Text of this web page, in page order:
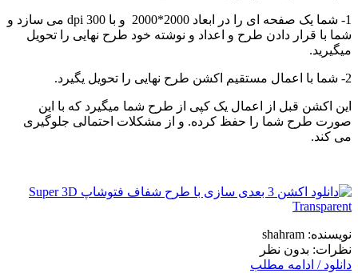
1- شما یک صفحه ای را در ابعاد 2000*2000 و با dpi 300 می سازد و
شما با قرار دادن طرح و اعداد و نوشته خود طرح نهایی را تحویل
میگیرید.
2- شما با اعمال مستقیم اکشن طرح نهایی را تحویل یگیرد.
این اکشن قبل از اعمال یک کپی از طرح شما میگیرد که با این
صورت طرح شما را حفظ کرده. و از مشکلات احتمالی جلوگیری
می کند.
نویسنده: shahram
نظرات: بدون نظر
دانلود / ادامه مطلب